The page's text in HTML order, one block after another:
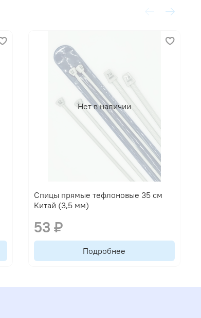
Нет в наличии
Спицы прямые тефлоновые 35 см
Китай (3,5 мм)
53 ₽
Подробнее